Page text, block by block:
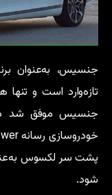
جنسیس، به‌عنوان
تازه‌وارد است و
پشت سر لکسوس
شود.